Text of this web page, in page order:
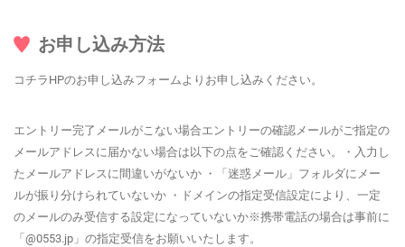
お申し込み方法
コチラHPのお申し込みフォームよりお申し込みください。
エントリー完了メールがこない場合エントリーの確認メールがご指定の
メールアドレスに届かない場合は以下の点をご確認ください。・入力し
たメールアドレスに間違いがないか ・「迷惑メール」フォルダにメー
ルが振り分けられていないか ・ドメインの指定受信設定により、一定
のメールのみ受信する設定になっていないか※携帯電話の場合は事前に
「@0553.jp」の指定受信をお願いいたします。